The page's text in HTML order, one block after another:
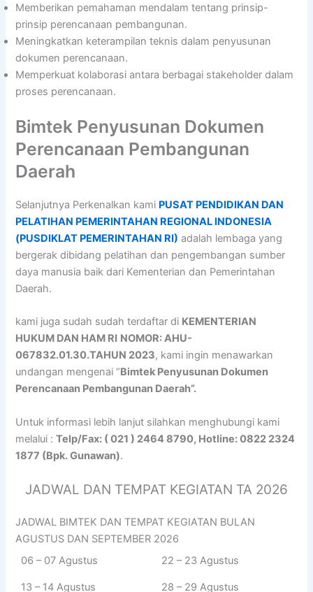
Memberikan pemahaman mendalam tentang prinsip-
prinsip perencanaan pembangunan.
Meningkatkan keterampilan teknis dalam penyusunan
dokumen perencanaan.
Memperkuat kolaborasi antara berbagai stakeholder dalam
proses perencanaan.
Bimtek Penyusunan Dokumen
Perencanaan Pembangunan
Daerah
Selanjutnya Perkenalkan kami PUSAT PENDIDIKAN DAN
PELATIHAN PEMERINTAHAN REGIONAL INDONESIA
(PUSDIKLAT PEMERINTAHAN RI) adalah lembaga yang
bergerak dibidang pelatihan dan pengembangan sumber
daya manusia baik dari Kementerian dan Pemerintahan
Daerah.
kami juga sudah sudah terdaftar di KEMENTERIAN
HUKUM DAN HAM RI NOMOR: AHU-
067832.01.30.TAHUN 2023, kami ingin menawarkan
undangan mengenai “Bimtek Penyusunan Dokumen
Perencanaan Pembangunan Daerah”.
Untuk informasi lebih lanjut silahkan menghubungi kami
melalui :Telp/Fax: ( 021 ) 2464 8790, Hotline: 0822 2324
1877 (Bpk. Gunawan).
JADWAL DAN TEMPAT KEGIATAN TA 2026
JADWAL BIMTEK DAN TEMPAT KEGIATAN BULAN
AGUSTUS DAN SEPTEMBER 2026
06 – 07 Agustus
22 – 23 Agustus
13 – 14 Agustus 28 – 29 Agustus